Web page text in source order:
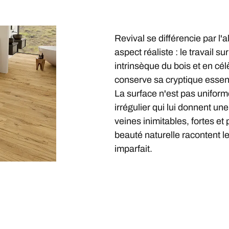
Revival se différencie par
aspect réaliste : le travail
intrinsèque du bois et en
conserve sa cryptique
La surface n'est pas
irrégulier qui lui donnent
veines inimitables, fortes et
beauté naturelle racontent
imparfait.